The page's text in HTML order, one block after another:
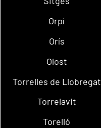
Orpí
Orís
Olost
Torrelles de Llobregat
Torrelavit
Torelló